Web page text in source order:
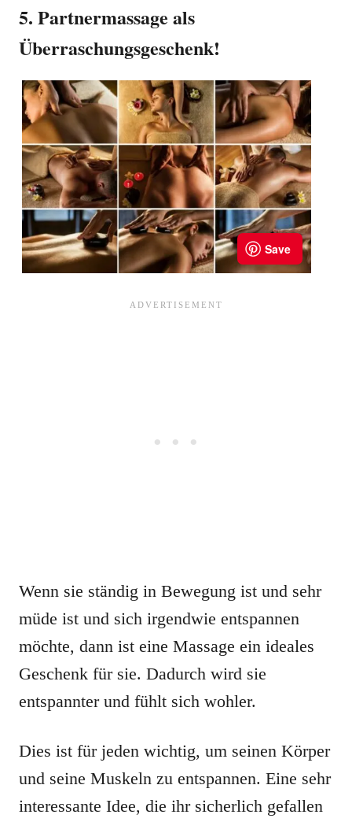
5. Partnermassage als
Überraschungsgeschenk!
Wenn sie ständig in Bewegung ist und sehr
müde ist und sich irgendwie entspannen
möchte, dann ist eine Massage ein ideales
Geschenk für sie. Dadurch wird sie
entspannter und fühlt sich wohler.
Dies ist für jeden wichtig, um seinen Körper
und seine Muskeln zu entspannen. Eine sehr
interessante Idee, die ihr sicherlich gefallen